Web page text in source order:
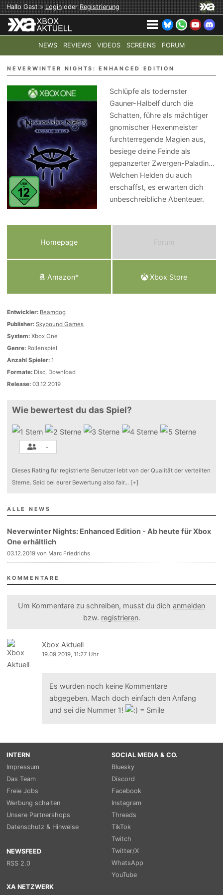
Hallo Gast »LoginoderRegistrierung
NEWS REVIEWS VIDEOS SCREENS FORUM
TOP-THEMEN: COD: MODERN WARFARE 4 HALO:
NEVERWINTER NIGHTS: ENHANCED EDITION
Schlüpfe als todernster
Gauner-Halbelf durch die
Schatten, führe als mächtiger
gnomischer Hexenmeister
furchterregende Magien aus,
besiege deine Feinde als
gepanzerter Zwergen-Paladin...
Welchen Helden du auch
erschaffst, es erwarten dich
unbeschreibliche Abenteuer.
Homepage Forum
Amazon* Xbox Store
Entwickler: Beamdog
Publisher: Skybound Games
System: Xbox One
Genre: Rollenspiel
Anzahl Spieler: 1
Formate: Disc, Download
Release: 03.12.2019
Wie bewertest du das Spiel?
-
Dieses Rating für registrierte Benutzer lebt von der Qualität der verteilten
Sterne. Seid bei eurer Bewertung also fair... [+]
ALLE NEWS
Neverwinter Nights: Enhanced Edition - Ab heute für Xbox
One erhältlich
03.12.2019 von Marc Friedrichs
KOMMENTARE
Um Kommentare zu schreiben, musst du dich anmelden
bzw. registrieren.
Xbox Aktuell
19.09.2019, 11:27 Uhr
Es wurden noch keine Kommentare
abgegeben. Mach doch einfach den Anfang
und sei die Nummer 1!
INTERN
Impressum
Das Team
Freie Jobs
Werbung schalten
Unsere Partnershops
Datenschutz & Hinweise
NEWSFEED
RSS 2.0
SOCIAL MEDIA & CO.
Bluesky
Discord
Facebook
Instagram
Threads
TikTok
Twitch
Twitter/X
WhatsApp
YouTube
XA NETZWERK